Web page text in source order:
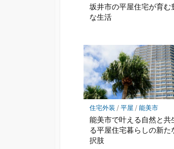
坂井市の平屋住宅が育む
な生活
住宅外装 /平屋/能美市
能美市で叶える自然と共
る平屋住宅暮らしの新た
択肢